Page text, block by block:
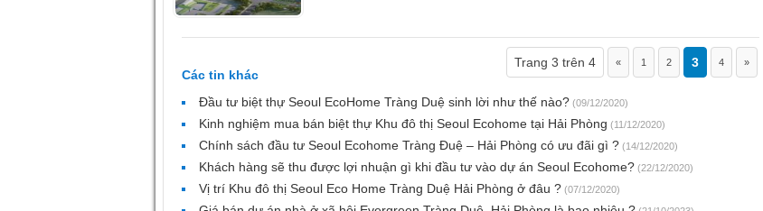
Trang 3 trên 4 « 1 2 3 4 »
Các tin khác
Đầu tư biệt thự Seoul EcoHome Tràng Duệ sinh lời như thế nào? (09/12/2020)
Kinh nghiệm mua bán biệt thự Khu đô thị Seoul Ecohome tại Hải Phòng (11/12/2020)
Chính sách đầu tư Seoul Ecohome Tràng Đuệ – Hải Phòng có ưu đãi gì ? (14/12/2020)
Khách hàng sẽ thu được lợi nhuận gì khi đầu tư vào dự án Seoul Ecohome? (22/12/2020)
Vị trí Khu đô thị Seoul Eco Home Tràng Duệ Hải Phòng ở đâu ? (07/12/2020)